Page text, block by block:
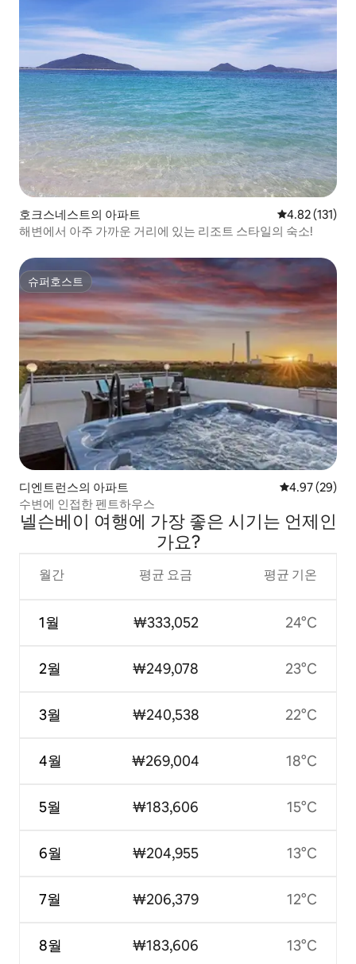
호크스네스트의 아파트 평점 4.82점(5
4.82 (131)
해변에서 아주 가까운 거리에 있는 리조트 스타일의 숙소!
슈퍼호스트
슈퍼호스트
디엔트런스의 아파트 평점 4.97점(5
4.97 (29)
수변에 인접한 펜트하우스
넬슨베이 여행에 가장 좋은 시기는 언제인
가요?
월간
1월
2월
3월
4월
5월
6월
7월
8월
평균 요금
₩333,052
₩249,078
₩240,538
₩269,004
₩183,606
₩204,955
₩206,379
₩183,606
평균 기온
24°C
23°C
22°C
18°C
15°C
13°C
12°C
13°C